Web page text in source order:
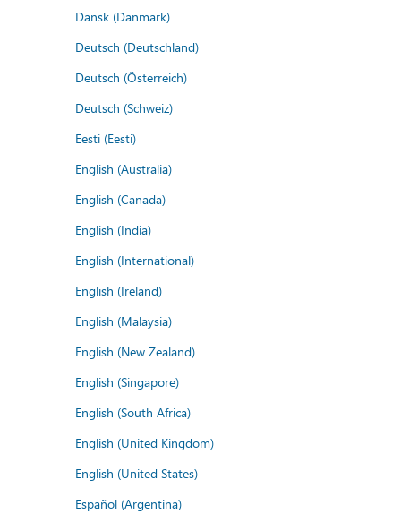
Dansk (Danmark)
Deutsch (Deutschland)
Deutsch (Österreich)
Deutsch (Schweiz)
Eesti (Eesti)
English (Australia)
English (Canada)
English (India)
English (International)
English (Ireland)
English (Malaysia)
English (New Zealand)
English (Singapore)
English (South Africa)
English (United Kingdom)
English (United States)
Español (Argentina)